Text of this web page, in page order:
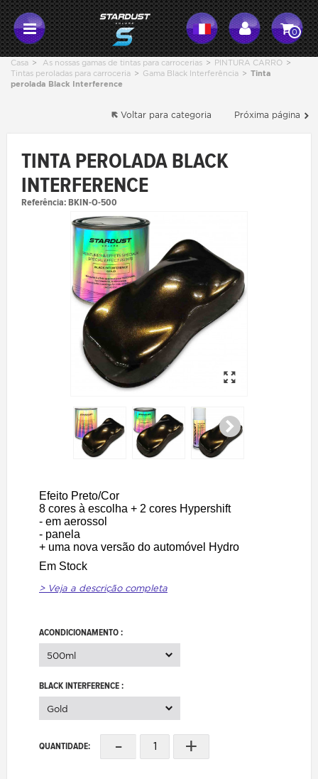
0
Casa > As nossas gamas de tintas para carrocerias > PINTURA CARRO >
Tintas peroladas para carroceria > Gama Black Interferência > Tinta
perolada Black Interference
Próxima página
Voltar para categoria
TINTA PEROLADA BLACK
INTERFERENCE
Referência:BKIN-O-500
Efeito Preto/Cor
8 cores à escolha + 2 cores Hypershift
- em aerossol
- panela
+ uma nova versão do automóvel Hydro
Em Stock
> Veja a descrição completa
ACONDICIONAMENTO :
500ml
BLACK INTERFERENCE :
Gold
QUANTIDADE: - +